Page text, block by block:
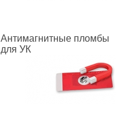
Антимагнитные пломбы
для УК